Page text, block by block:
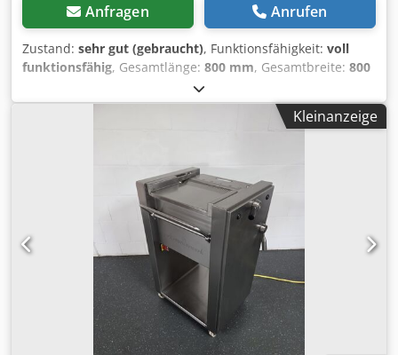
Anfragen Anrufen
Zustand: sehr gut (gebraucht), Funktionsfähigkeit: voll
funktionsfähig, Gesamtlänge: 800 mm, Gesamtbreite: 800
1.800 mm, Angeboten wird ein
Wurstabhängewagen mit den Maßen 180x80x80cm Räder
neu. 3x Vorhanden Weiteres auf Anfrage. Barzahlung oder
Kleinanzeige